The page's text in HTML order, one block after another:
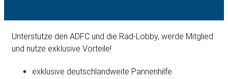
Unterstütze den ADFC und die Rad-Lobby, werde Mitglied
und nutze exklusive Vorteile!
exklusive deutschlandweite Pannenhilfe